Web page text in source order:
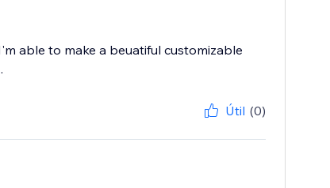
able to make a beuatiful customizable
Útil (0)